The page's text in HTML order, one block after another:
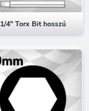
1/4" Torx Bit hosszú